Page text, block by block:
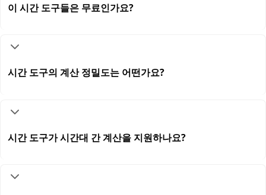
이 시간 도구들은 무료인가요?
시간 도구의 계산 정밀도는 어떤가요?
시간 도구가 시간대 간 계산을 지원하나요?